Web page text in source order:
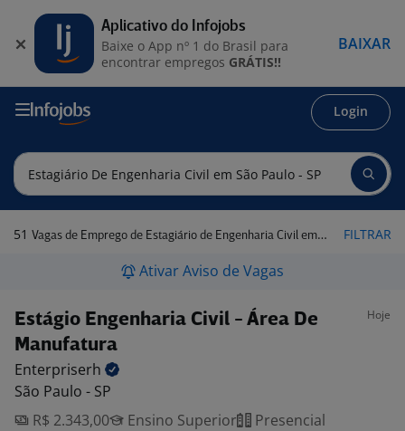
Login
51 Vagas de Emprego de Estagiário de Engenharia Civil em São Paulo - SP FILTRAR
Ativar Aviso de Vagas
Estágio Engenharia Civil - Área De
Manufatura
Hoje
Enterpriserh
São Paulo - SP
R$ 2.343,00
Ensino Superior Presencial
Aplicativo do Infojobs
Baixe o App nº 1 do Brasil para
encontrar empregos GRÁTIS!!
BAIXAR